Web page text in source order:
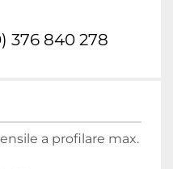
376 840 278
a profilare max.